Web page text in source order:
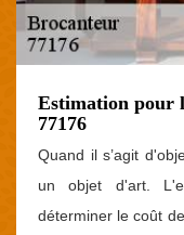
Estimation pour
77176
Quand il s’agit
un objet d'art.
déterminer le coût